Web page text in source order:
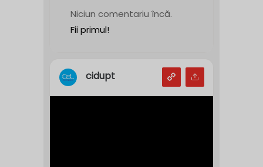
Niciun comentariu încă.
Fii primul!
cidupt